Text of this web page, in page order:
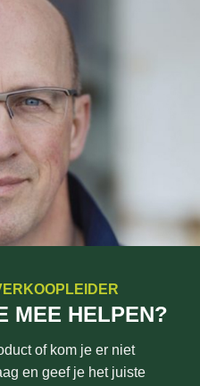
MEE HELPEN?
of kom je er niet
en geef je het juiste